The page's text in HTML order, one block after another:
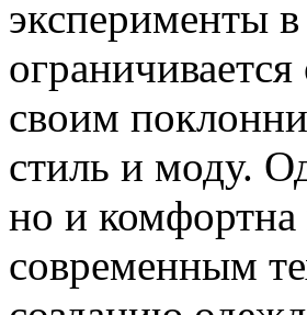
эксперименты
своим
стиль и моду.
но и комфортна
современным